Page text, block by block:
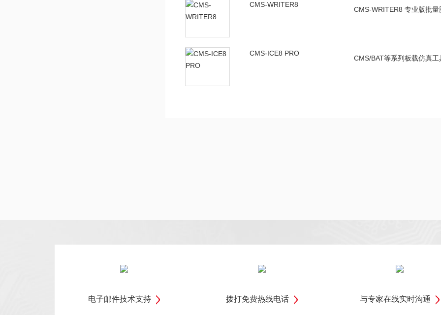
CMS-WRITER8
CMS-WRITER8 专业版批量
CMS-ICE8 PRO
CMS/BAT等系列板载仿真工
电子邮件技术支持 拨打免费热线电话 与专家在线实时沟通